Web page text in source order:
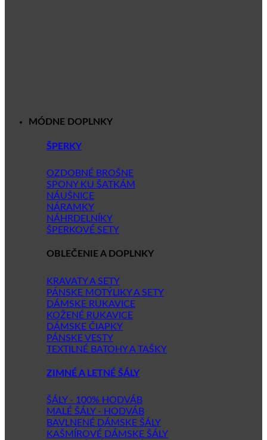
MÓDNE DOPLNKY
ŠPERKY
OZDOBNÉ BROŠNE
SPONY KU ŠATKÁM
NÁUŠNICE
NÁRAMKY
NÁHRDELNÍKY
ŠPERKOVÉ SETY
OBLEČENIE A DOPLNKY
KRAVATY A SETY
PÁNSKE MOTÝLIKY A SETY
DÁMSKE RUKAVICE
KOŽENÉ RUKAVICE
DÁMSKE ČIAPKY
PÁNSKE VESTY
TEXTILNÉ BATOHY A TAŠKY
ZIMNÉ A LETNÉ ŠÁLY
ŠÁLY - 100% HODVÁB
MALÉ ŠÁLY - HODVÁB
BAVLNENÉ DÁMSKE ŠÁLY
KAŠMÍROVÉ DÁMSKE ŠÁLY